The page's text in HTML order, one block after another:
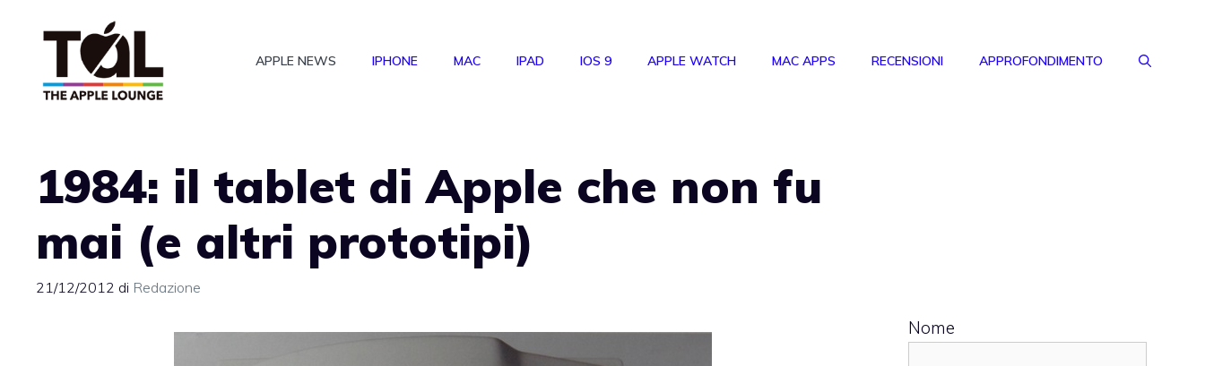
APPLE NEWS IPHONE MAC IPAD IOS 9 APPLE WATCH MAC APPS RECENSIONI APPROFONDIMENTO
1984: il tablet di Apple che non fu
mai (e altri prototipi)
21/12/2012 di Redazione
Nome